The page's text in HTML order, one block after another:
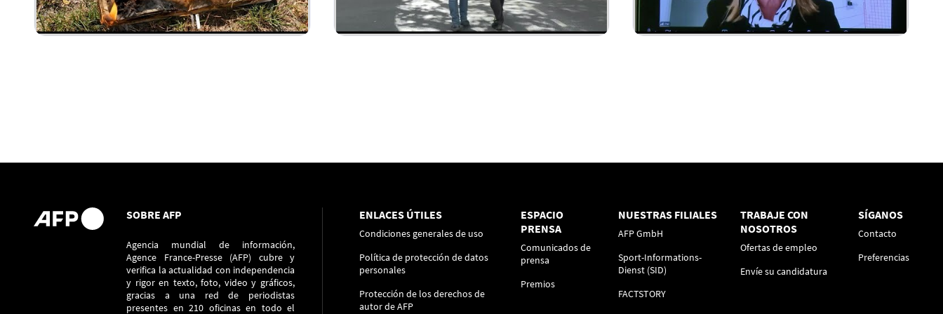
SOBRE AFP
Agencia mundial de información,
Agence France-Presse (AFP) cubre y
verifica la actualidad con independencia
y rigor en texto, foto, video y gráficos,
gracias a una red de periodistas
presentes en 210 oficinas en todo el
ENLACES ÚTILES
Condiciones generales de uso
Política de protección de datos
personales
Protección de los derechos de
autor de AFP
ESPACIO
PRENSA
Comunicados de
prensa
Premios
NUESTRAS FILIALES
AFP GmbH
Sport-Informations-
Dienst (SID)
FACTSTORY
TRABAJE CON
NOSOTROS
Ofertas de empleo
Envíe su candidatura
SÍGANOS
Contacto
Preferencias